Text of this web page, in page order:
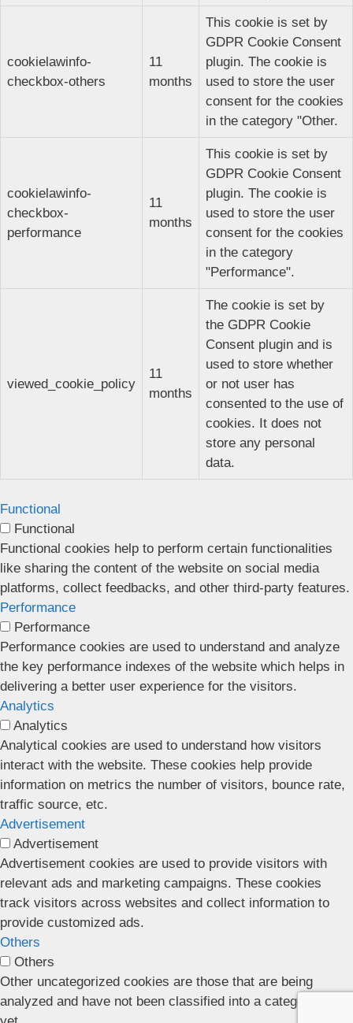
cookielawinfo-
checkbox-others
11
months
This cookie is set by
GDPR Cookie Consent
plugin. The cookie is
used to store the user
consent for the cookies
in the category "Other.
cookielawinfo-
checkbox-
performance
11
months
This cookie is set by
GDPR Cookie Consent
plugin. The cookie is
used to store the user
consent for the cookies
in the category
"Performance".
viewed_cookie_policy
11
months
The cookie is set by
the GDPR Cookie
Consent plugin and is
used to store whether
or not user has
consented to the use of
cookies. It does not
store any personal
data.
Functional
Functional
Functional cookies help to perform certain functionalities
like sharing the content of the website on social media
platforms, collect feedbacks, and other third-party features.
Performance
Performance
Performance cookies are used to understand and analyze
the key performance indexes of the website which helps in
delivering a better user experience for the visitors.
Analytics
Analytics
Analytical cookies are used to understand how visitors
interact with the website. These cookies help provide
information on metrics the number of visitors, bounce rate,
traffic source, etc.
Advertisement
Advertisement
Advertisement cookies are used to provide visitors with
relevant ads and marketing campaigns. These cookies
track visitors across websites and collect information to
provide customized ads.
Others
Others
Other uncategorized cookies are those that are being
analyzed and have not been classified into a category as